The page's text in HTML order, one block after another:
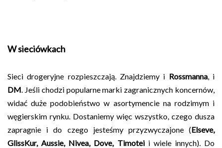
W sieciówkach
Sieci drogeryjne rozpieszczają. Znajdziemy i Rossmanna, i
DM . Jeśli chodzi popularne marki zagranicznych koncernów,
widać duże podobieństwo w asortymencie na rodzimym i
węgierskim rynku. Dostaniemy więc wszystko, czego dusza
zapragnie i do czego jesteśmy przyzwyczajone (Elseve,
GlissKur, Aussie, Nivea, Dove, Timoteii wiele innych). Do